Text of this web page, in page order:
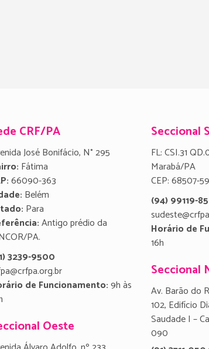
CRF/PA
José Bonifácio, N° 295
Fátima
66090-363
Belém
Para
Antigo prédio da
PA.
3239-9500
de Funcionamento:9h às
Oeste
Seccional
FL: CSI.31
Marabá/PA
CEP: 68507-
(94) 99119-
Horário de
16h
Seccional
Av. Barão do
102, Edifício
Saudade I –
090